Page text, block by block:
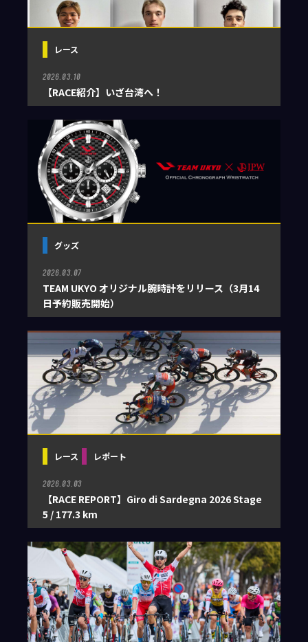
レース
2026.03.10
【RACE紹介】いざ台湾へ！
グッズ
2026.03.07
TEAM UKYO オリジナル腕時計をリリース（3月14
日予約販売開始）
レース レポート
2026.03.03
【RACE REPORT】Giro di Sardegna 2026 Stage
5 / 177.3 km